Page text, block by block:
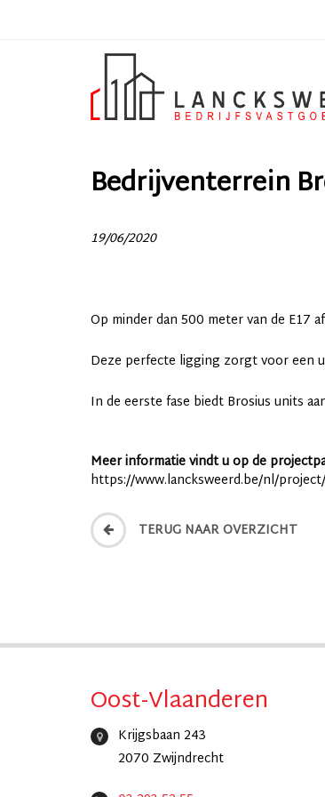
Bedrijventerrein
19/06/2020
Op minder dan 500 meter van de E17
Deze perfecte ligging zorgt voor een
In de eerste fase biedt Brosius units
Meer informatie vindt u op de
https://www.lancksweerd.be/nl/
TERUG NAAR OVERZICHT
Oost-Vlaanderen
Krijgsbaan 243
2070 Zwijndrecht